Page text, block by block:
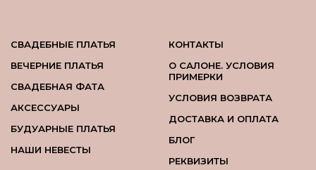
СВАДЕБНЫЕ ПЛАТЬЯ
ВЕЧЕРНИЕ ПЛАТЬЯ
СВАДЕБНАЯ ФАТА
АКСЕССУАРЫ
БУДУАРНЫЕ ПЛАТЬЯ
НАШИ НЕВЕСТЫ
КОНТАКТЫ
О САЛОНЕ. УСЛОВИЯ
ПРИМЕРКИ
УСЛОВИЯ ВОЗВРАТА
ДОСТАВКА И ОПЛАТА
БЛОГ
РЕКВИЗИТЫ